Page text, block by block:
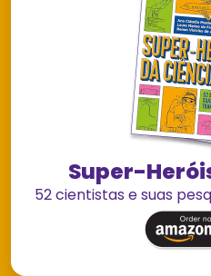
Super-
52 cientistas e suas